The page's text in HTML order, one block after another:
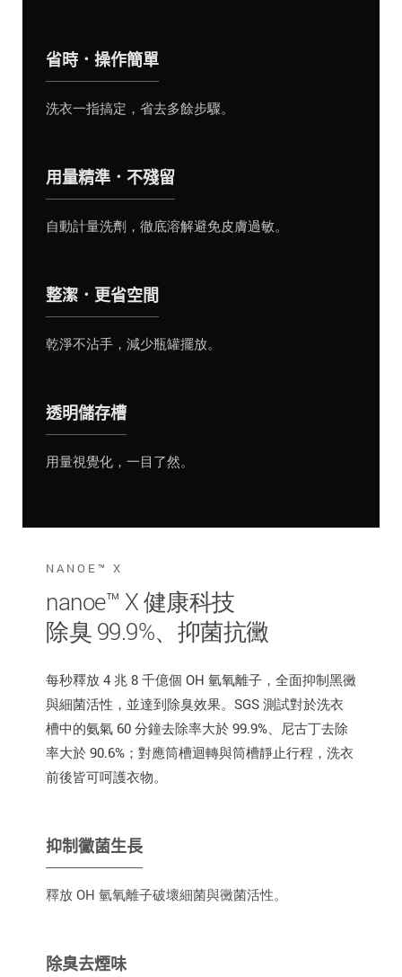
省時．操作簡單
洗衣一指搞定，省去多餘步驟。
用量精準．不殘留
自動計量洗劑，徹底溶解避免皮膚過敏。
整潔．更省空間
乾淨不沾手，減少瓶罐擺放。
透明儲存槽
用量視覺化，一目了然。
NANOE™ X
nanoe™ X 健康科技
除臭 99.9%、抑菌抗黴
每秒釋放 4 兆 8 千億個 OH 氫氧離子，全面抑制黑黴
與細菌活性，並達到除臭效果。SGS 測試對於洗衣
槽中的氨氣 60 分鐘去除率大於 99.9%、尼古丁去除
率大於 90.6%；對應筒槽迴轉與筒槽靜止行程，洗衣
前後皆可呵護衣物。
抑制黴菌生長
釋放 OH 氫氧離子破壞細菌與黴菌活性。
除臭去煙味